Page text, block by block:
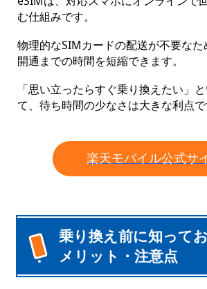
む仕組みです。
物理的なSIMカードの配送が不要な
開通までの時間を短縮できます。
「思い立ったらすぐ乗り換えたい」
て、待ち時間の少なさは大きな利点で
楽天モバイル公式サ
乗り換え前に知って
メリット・注意点